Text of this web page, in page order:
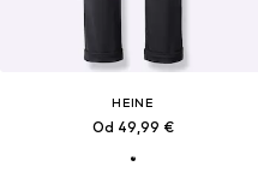
HEINE
Od 49,99 €